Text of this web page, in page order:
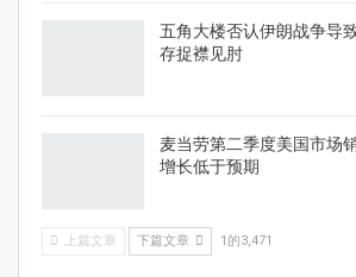
五角大楼否认伊朗战争导
存捉襟见肘
麦当劳第二季度美国市场
增长低于预期
上篇文章 下篇文章 1的3,471